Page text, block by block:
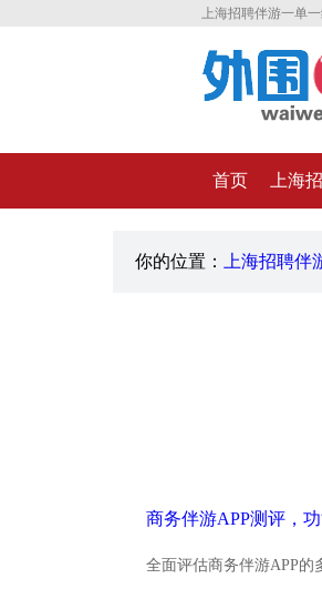
上海招聘伴游一单
首页 上海
你的位置： 上海招聘伴
商务伴游APP测评，
全面评估商务伴游APP的